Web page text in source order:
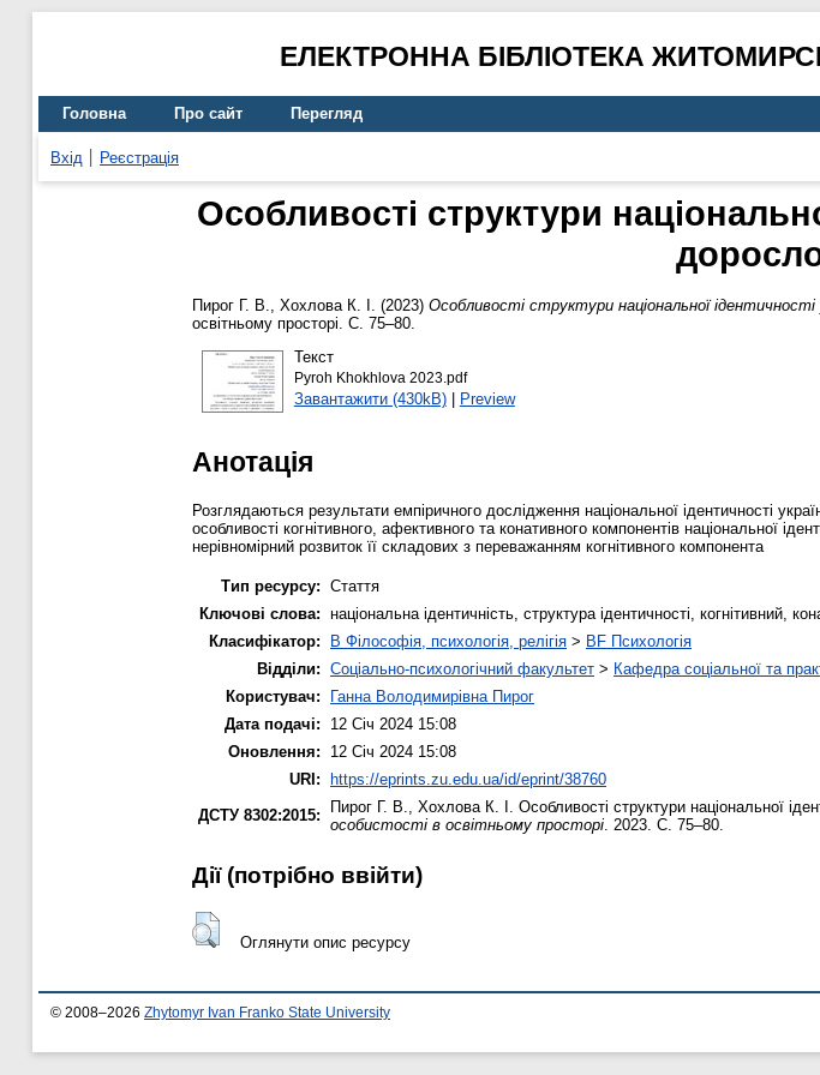
ЕЛЕКТРОННА БІБЛІОТЕКА
Головна Про сайт Перегляд
Вхід Реєстрація
Особливості структури
Пирог Г. В., Хохлова К. І. (2023) Особливості структури національної ідентичності
освітньому просторі. С. 75–80.
Текст
Pyroh Khokhlova 2023.pdf
Завантажити (430kB)| Preview
Анотація
Розглядаються результати емпіричного дослідження національної ідентичності
особливості когнітивного, афективного та конативного компонентів національної
нерівномірний розвиток її складових з переважанням когнітивного компонента
Тип ресурсу: Стаття
Ключові слова: національна ідентичність, структура ідентичності, когнітивний,
Класифікатор:
B Філософія, психологія, релігія > BF Психологія
Відділи: Соціально-психологічний факультет > Кафедра соціальної та
Користувач:
Ганна Володимирівна Пирог
Дата подачі:
12 Січ 2024 15:08
Оновлення:
12 Січ 2024 15:08
URI: https://eprints.zu.edu.ua/id/eprint/38760
ДСТУ 8302:2015:
Пирог Г. В. Хохлова К. І. Особливості структури національної
особистості в освітньому просторі . 2023. С. 75–80.
Дії ​​(потрібно ввійти)
Оглянути опис ресурсу
© 2008–2026 Zhytomyr Ivan Franko State University